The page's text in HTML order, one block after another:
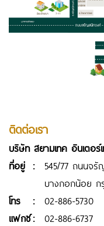
ติดต่อเรา
บริษัท สยามเทค อินเตอร์
ที่อยู่ :
545/77 ถนนจ
บางกอกน้อย ก
โทร
:
02-886-5730
แฟกซ์ :
02-886-6737